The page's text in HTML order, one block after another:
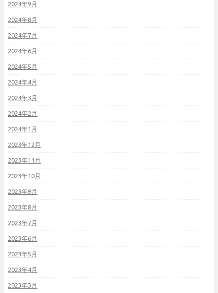
2024年9月
2024年8月
2024年7月
2024年6月
2024年5月
2024年4月
2024年3月
2024年2月
2024年1月
2023年12月
2023年11月
2023年10月
2023年9月
2023年8月
2023年7月
2023年6月
2023年5月
2023年4月
2023年3月